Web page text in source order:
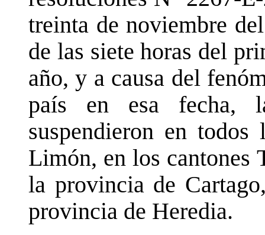
treinta de noviembre
de las siete horas del
año, y a causa del
país en esa fecha,
suspendieron en
Limón, en los cantones
la provincia de
provincia de Heredia.